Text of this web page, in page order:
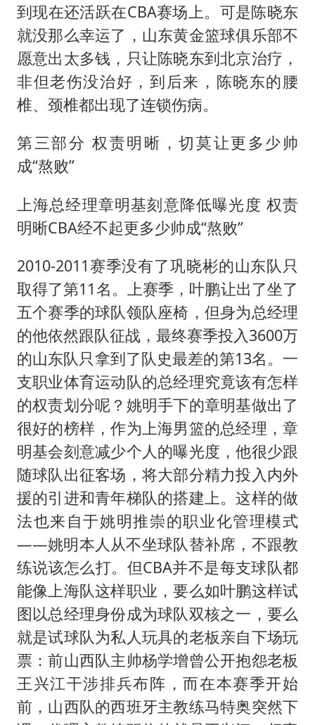
到现在还活跃在CBA赛场上。可是陈晓东
就没那么幸运了，山东黄金篮球俱乐部不
愿意出太多钱，只让陈晓东到北京治疗，
非但老伤没治好，到后来，陈晓东的腰
椎、颈椎都出现了连锁伤病。
第三部分 权责明晰，切莫让更多少帅
成“熬败”
上海总经理章明基刻意降低曝光度 权责
明晰CBA经不起更多少帅成“熬败”
2010-2011赛季没有了巩晓彬的山东队只
取得了第11名。上赛季，叶鹏让出了坐了
五个赛季的球队领队座椅，但身为总经理
的他依然跟队征战，最终赛季投入3600万
的山东队只拿到了队史最差的第13名。一
支职业体育运动队的总经理究竟该有怎样
的权责划分呢？姚明手下的章明基做出了
很好的榜样，作为上海男篮的总经理，章
明基会刻意减少个人的曝光度，他很少跟
随球队出征客场，将大部分精力投入内外
援的引进和青年梯队的搭建上。这样的做
法也来自于姚明推崇的职业化管理模式
——姚明本人从不坐球队替补席，不跟教
练说该怎么打。但CBA并不是每支球队都
能像上海队这样职业，要么如叶鹏这样试
图以总经理身份成为球队双核之一，要么
就是试球队为私人玩具的老板亲自下场玩
票：前山西队主帅杨学增曾公开抱怨老板
王兴江干涉排兵布阵，而在本赛季开始
前，山西队的西班牙主教练马特奥突然下